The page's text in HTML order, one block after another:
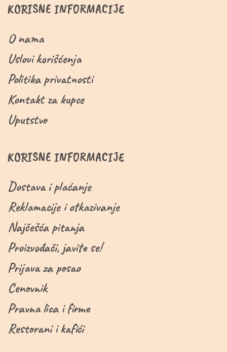
KORISNE INFORMACIJE
O nama
Uslovi korišćenja
Politika privatnosti
Kontakt za kupce
Uputstvo
KORISNE INFORMACIJE
Dostava i plaćanje
Reklamacije i otkazivanje
Najčešća pitanja
Proizvođači, javite se!
Prijava za posao
Cenovnik
Pravna lica i firme
Restorani i kafići